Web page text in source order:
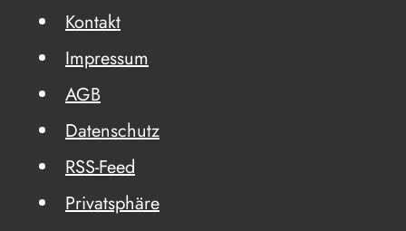
Kontakt
Impressum
AGB
Datenschutz
RSS-Feed
Privatsphäre